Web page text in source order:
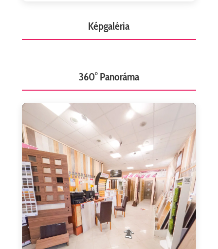
Képgaléria
360° Panoráma